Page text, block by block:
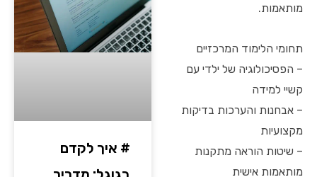
מותאמות.
תחומי הלימוד המרכזיים
– הפסיכולוגיה של ילדי עם
קשיי למידה
– אבחנות והערכות בדיקות
מקצועיות
– שיטות הוראה מתקנות
מותאמות אישית
# איך לקדם